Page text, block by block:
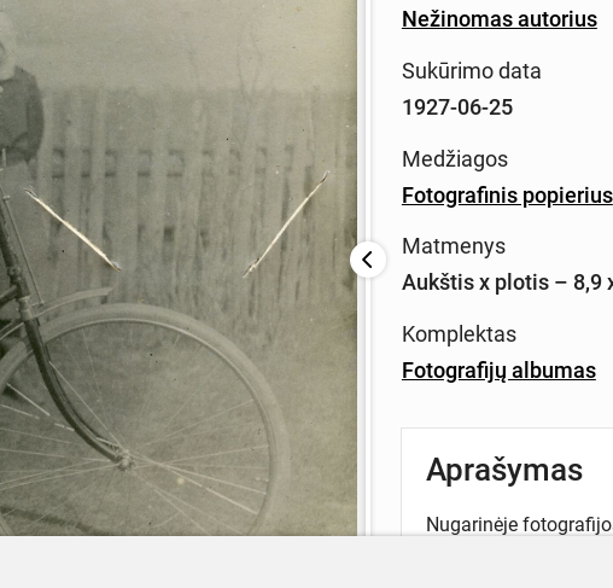
Nežinomas autorius
Sukūrimo data
1927-06-25
Medžiagos
Fotografinis popierius
Matmenys
Aukštis x plotis – 8,9
Komplektas
Fotografijų albumas
Aprašymas
Nugarinėje
rašalu, ranka
Ses. Vėra. VI/ 25-27